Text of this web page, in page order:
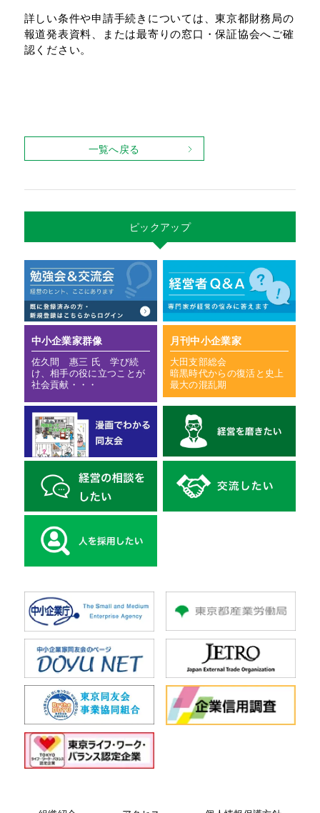
詳しい条件や申請手続きについては、東京都財務局の
報道発表資料、または最寄りの窓口・保証協会へご確
認ください。
一覧へ戻る
ピックアップ
中小企業家群像
佐久間 惠三 氏 学び続
け、相手の役に立つことが
社会貢献・・・
月刊中小企業家
大田支部総会
暗黒時代からの復活と史上
最大の混乱期